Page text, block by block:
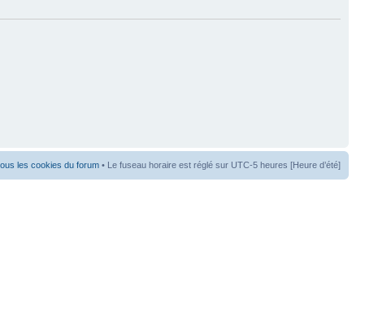
les cookies du forum • Le fuseau horaire est réglé sur UTC-5 heures [Heure d’été]